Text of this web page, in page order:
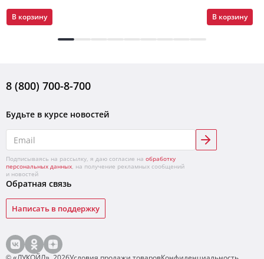
В корзину В корзину
8 (800) 700-8-700
Будьте в курсе новостей
Подписываясь на рассылку, я даю согласие на обработку
персональных данных, на получение рекламных сообщений
и новостей
Обратная связь
Написать в поддержку